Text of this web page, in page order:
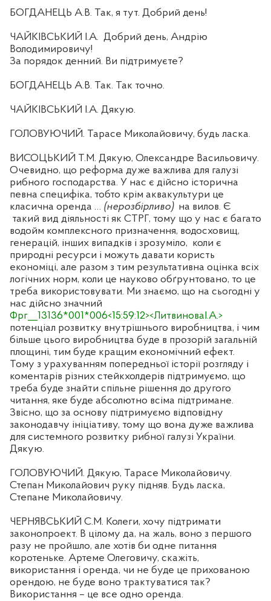
БОГДАНЕЦЬ А.В. Так, я тут. Добрий день!
ЧАЙКІВСЬКИЙ І.А. Добрий день, Андрію
Володимировичу!
За порядок денний. Ви підтримуєте?
БОГДАНЕЦЬ А.В. Так. Так точно.
ЧАЙКІВСЬКИЙ І.А. Дякую.
ГОЛОВУЮЧИЙ. Тарасе Миколайовичу, будь ласка.
ВИСОЦЬКИЙ Т.М. Дякую, Олександре Васильовичу.
Очевидно, що реформа дуже важлива для галузі
рибного господарства. У нас є дійсно історична
певна специфіка, тобто крім аквакультури це
класична оренда … (нерозбірливо) на вилов. Є
такий вид діяльності як СТРГ, тому що у нас є багато
водойм комплексного призначення, водосховищ,
генерацій, інших випадків і зрозуміло, коли є
природні ресурси і можуть давати користь
економіці, але разом з тим результативна оцінка всіх
логічних норм, коли це науково обґрунтовано, то це
треба використовувати. Ми знаємо, що на сьогодні у
нас дійсно значний
Фрг__13136*001*006<15:59:12><ЛитвиноваІ.А.>
потенціал розвитку внутрішнього виробництва, і чим
більше цього виробництва буде в прозорій загальній
площині, тим буде кращим економічний ефект.
Тому з урахуванням попередньої історії розгляду і
коментарів різних стейкхолдерів підтримуємо, що
треба буде знайти спільне рішення до другого
читання, яке буде абсолютно всіма підтримане.
Звісно, що за основу підтримуємо відповідну
законодавчу ініціативу, тому що вона дуже важлива
для системного розвитку рибної галузі України.
Дякую.
ГОЛОВУЮЧИЙ. Дякую, Тарасе Миколайовичу.
Степан Миколайович руку підняв. Будь ласка,
Степане Миколайовичу.
ЧЕРНЯВСЬКИЙ С.М. Колеги, хочу підтримати
законопроект. В цілому да, на жаль, воно з першого
разу не пройшло, але хотів би одне питання
коротеньке. Артеме Олеговичу, скажіть,
використання і оренда, чи не буде це прихованою
орендою, не буде воно трактуватися так?
Використання – це все одно оренда.